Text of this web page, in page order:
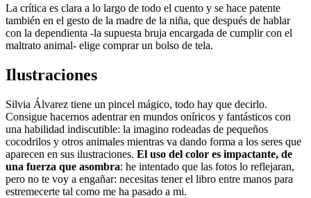
La crítica es clara a lo largo de todo el cuento y se hace patente
también en el gesto de la madre de la niña, que después de hablar
con la dependienta -la supuesta bruja encargada de cumplir con el
maltrato animal- elige comprar un bolso de tela.
Ilustraciones
Silvia Álvarez tiene un pincel mágico, todo hay que decirlo.
Consigue hacernos adentrar en mundos oníricos y fantásticos con
una habilidad indiscutible: la imagino rodeadas de pequeños
cocodrilos y otros animales mientras va dando forma a los seres que
aparecen en sus ilustraciones. El uso del color es impactante, de
una fuerza que asombra: he intentado que las fotos lo reflejaran,
pero no te voy a engañar: necesitas tener el libro entre manos para
estremecerte tal como me ha pasado a mi.